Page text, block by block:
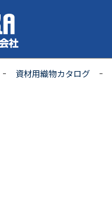
資材用織物カタログ